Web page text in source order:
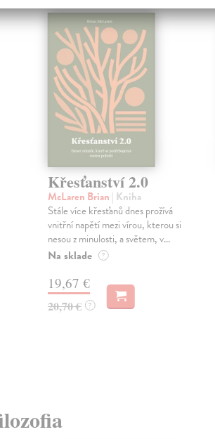
Křesťanství 2.0
McLaren Brian | Kniha
Stále více křesťanů dnes prožívá
vnitřní napětí mezi vírou, kterou si
nesou z minulosti, a světem, v...
Na sklade ?
19,67 €
20,70 € ?